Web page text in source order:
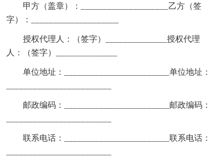
甲方（盖章）：____________________乙方（签
字）：____________________
授权代理人：（签字）______________授权代理
人：（签字）______________
单位地址：________________________单位地址：
邮政编码：________________________邮政编码：
联系电话：________________________联系电话：